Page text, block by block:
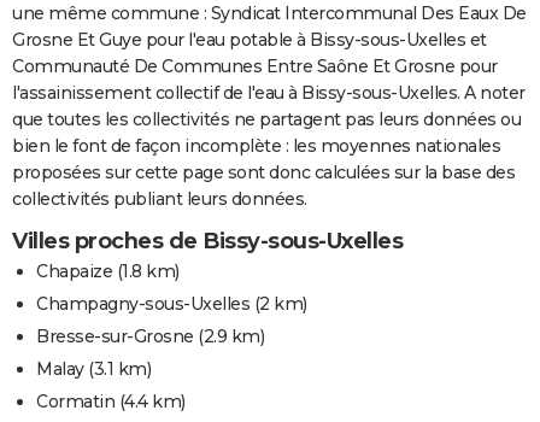
une même commune : Syndicat Intercommunal Des Eaux De
Grosne Et Guye pour l'eau potable à Bissy-sous-Uxelles et
Communauté De Communes Entre Saône Et Grosne pour
l'assainissement collectif de l'eau à Bissy-sous-Uxelles. A noter
que toutes les collectivités ne partagent pas leurs données ou
bien le font de façon incomplète : les moyennes nationales
proposées sur cette page sont donc calculées sur la base des
collectivités publiant leurs données.
Villes proches de Bissy-sous-Uxelles
Chapaize (1.8 km)
Champagny-sous-Uxelles (2 km)
Bresse-sur-Grosne (2.9 km)
Malay(3.1 km)
Cormatin (4.4 km)